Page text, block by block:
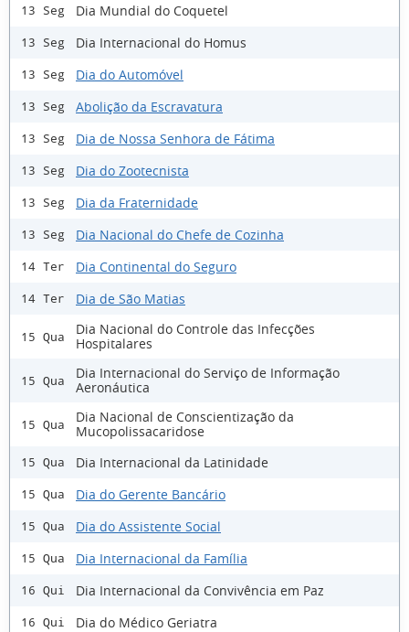
13 Seg Dia Mundial do Coquetel
13 Seg Dia Internacional do Homus
13 Seg Dia do Automóvel
13 Seg Abolição da Escravatura
13 Seg Dia de Nossa Senhora de Fátima
13 Seg Dia do Zootecnista
13 Seg Dia da Fraternidade
13 Seg Dia Nacional do Chefe de Cozinha
14 Ter Dia Continental do Seguro
14 Ter Dia de São Matias
15 Qua
Dia Nacional do Controle das Infecções
Hospitalares
15 Qua
Dia Internacional do Serviço de Informação
Aeronáutica
15 Qua
Dia Nacional de Conscientização da
Mucopolissacaridose
15 Qua Dia Internacional da Latinidade
15 Qua Dia do Gerente Bancário
15 Qua Dia do Assistente Social
15 Qua Dia Internacional da Família
16 Qui Dia Internacional da Convivência em Paz
16 Qui Dia do Médico Geriatra